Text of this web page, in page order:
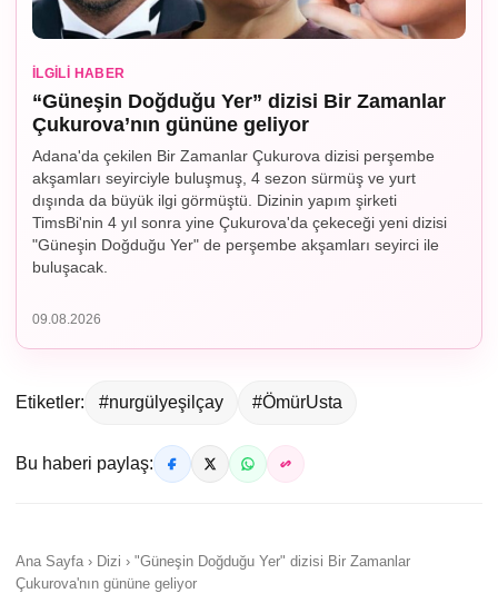
İLGILI HABER
“Güneşin Doğduğu Yer” dizisi Bir Zamanlar
Çukurova’nın gününe geliyor
Adana'da çekilen Bir Zamanlar Çukurova dizisi perşembe
akşamları seyirciyle buluşmuş, 4 sezon sürmüş ve yurt
dışında da büyük ilgi görmüştü. Dizinin yapım şirketi
TimsBi'nin 4 yıl sonra yine Çukurova'da çekeceği yeni dizisi
"Güneşin Doğduğu Yer" de perşembe akşamları seyirci ile
buluşacak.
09.08.2026
Etiketler: #nurgülyeşilçay #ÖmürUsta
Bu haberi paylaş:
Ana Sayfa › Dizi › "Güneşin Doğduğu Yer" dizisi Bir Zamanlar
Çukurova'nın gününe geliyor